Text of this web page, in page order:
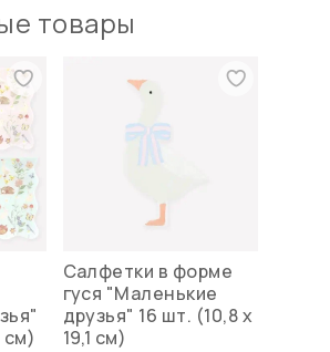
товары
см)
Салфетки в форме
гуся "Маленькие
друзья" 16 шт. (10,8 x
19,1 см)